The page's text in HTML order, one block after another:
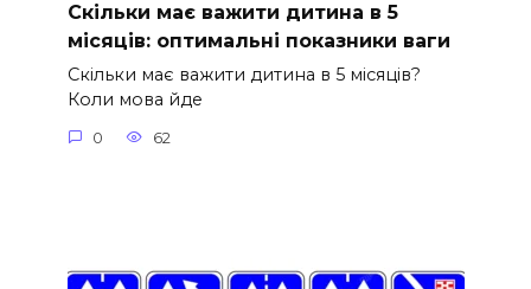
Скільки має важити дитина в 5
місяців: оптимальні показники ваги
Скільки має важити дитина в 5 місяців?
Коли мова йде
0 62